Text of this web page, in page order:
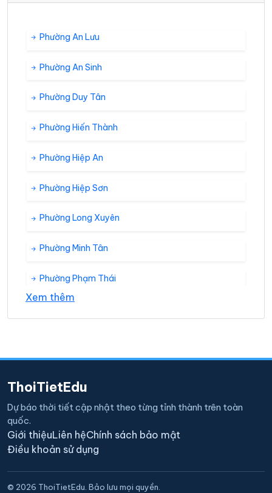
Phường An Lưu
Phường An Sinh
Phường Duy Tân
Phường Hiến Thành
Phường Hiệp An
Phường Hiệp Sơn
Phường Long Xuyên
Phường Minh Tân
Phường Phạm Thái
Xã Bạch Đằng
Xã Hoành Sơn
Xem thêm
ThoiTietEdu
Dự báo thời tiết cập nhật theo từng tỉnh thành trên toàn
quốc.
Giới thiệuLiên hệChính sách bảo mật
Điều khoản sử dụng
© 2026 ThoiTietEdu. Bảo lưu mọi quyền.